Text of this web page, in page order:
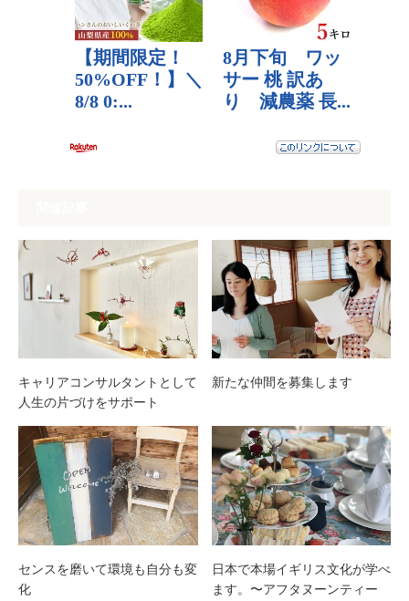
キャリアコンサルタントとして
人生の片づけをサポート
新たな仲間を募集します
センスを磨いて環境も自分も変
化
日本で本場イギリス文化が学べ
ます。〜アフタヌーンティー